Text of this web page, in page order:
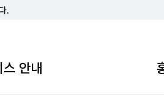
.
스 안내